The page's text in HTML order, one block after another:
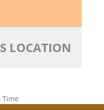
LOCATION
Time